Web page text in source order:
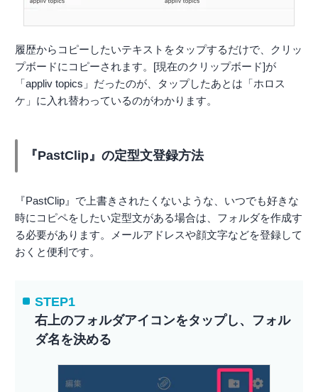
履歴からコピーしたいテキストをタップするだけで、クリッ
プボードにコピーされます。[現在のクリップボード]が
「appliv topics」だったのが、タップしたあとは「ホロス
ケ」に入れ替わっているのがわかります。
『PastClip』の定型文登録方法
『PastClip』で上書きされたくないような、いつでも好きな
時にコピペをしたい定型文がある場合は、フォルダを作成す
る必要があります。メールアドレスや顔文字などを登録して
おくと便利です。
STEP1
右上のフォルダアイコンをタップし、フォル
ダ名を決める